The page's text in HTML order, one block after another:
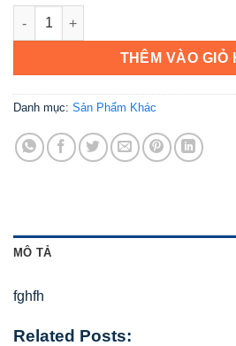
san pham mau số lượng
THÊM VÀO GIỎ
Danh mục: Sản Phẩm Khác
MÔ TẢ
fghfh
Related Posts: